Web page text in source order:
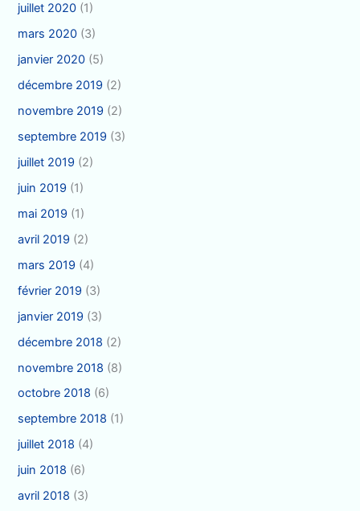
juillet 2020 (1)
mars 2020 (3)
janvier 2020 (5)
décembre 2019 (2)
novembre 2019 (2)
septembre 2019 (3)
juillet 2019 (2)
juin 2019 (1)
mai 2019 (1)
avril 2019 (2)
mars 2019 (4)
février 2019 (3)
janvier 2019 (3)
décembre 2018 (2)
novembre 2018 (8)
octobre 2018 (6)
septembre 2018 (1)
juillet 2018 (4)
juin 2018 (6)
avril 2018 (3)